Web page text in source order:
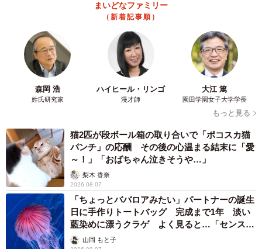
まいどなファミリー
（新着記事順）
森岡 浩
姓氏研究家
ハイヒール・リンゴ
漫才師
大江 篤
園田学園女子大学学長
もっと見る
猫2匹が段ボール箱の取り合いで「ポコスカ猫
パンチ」の応酬 その後の心温まる結末に「愛
～！」「おばちゃん泣きそうや…」
梨木 香奈
2026.08.07
「ちょっとババロアみたい」パートナーの誕生
日に手作りトートバッグ 完成まで1年 淡い
藍染めに漂うクラゲ よく見ると…「センスす
ごい」山岡 もと子